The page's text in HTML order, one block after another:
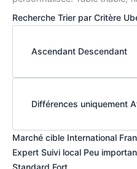
Recherche Trier par Critère
Ascendant Descendant
Différences uniquement
Marché cible International
Expert Suivi local Peu